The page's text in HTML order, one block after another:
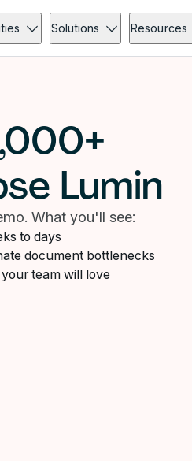
Solutions Resources
Lumin
What you'll see:
to days
document bottlenecks
team will love